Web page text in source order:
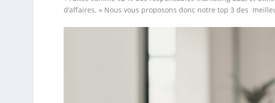
d’affaires. » Nous vous proposons donc notre top 3 des